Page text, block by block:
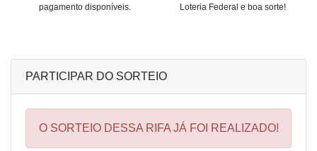
pagamento disponíveis.
Loteria Federal e boa sorte!
PARTICIPAR DO SORTEIO
O SORTEIO DESSA RIFA JÁ FOI REALIZADO!